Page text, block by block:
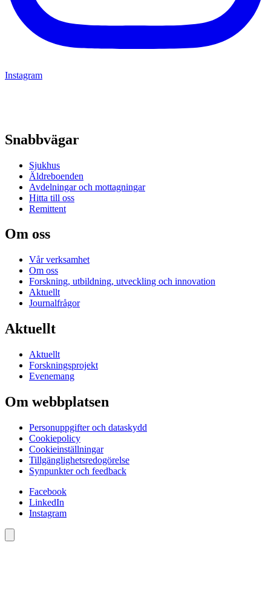
Instagram
Snabbvägar
Sjukhus
Äldreboenden
Avdelningar och mottagningar
Hitta till oss
Remittent
Om oss
Vår verksamhet
Om oss
Forskning, utbildning, utveckling och innovation
Aktuellt
Journalfrågor
Aktuellt
Aktuellt
Forskningsprojekt
Evenemang
Om webbplatsen
Personuppgifter och dataskydd
Cookiepolicy
Cookieinställningar
Tillgänglighetsredogörelse
Synpunkter och feedback
Facebook
LinkedIn
Instagram